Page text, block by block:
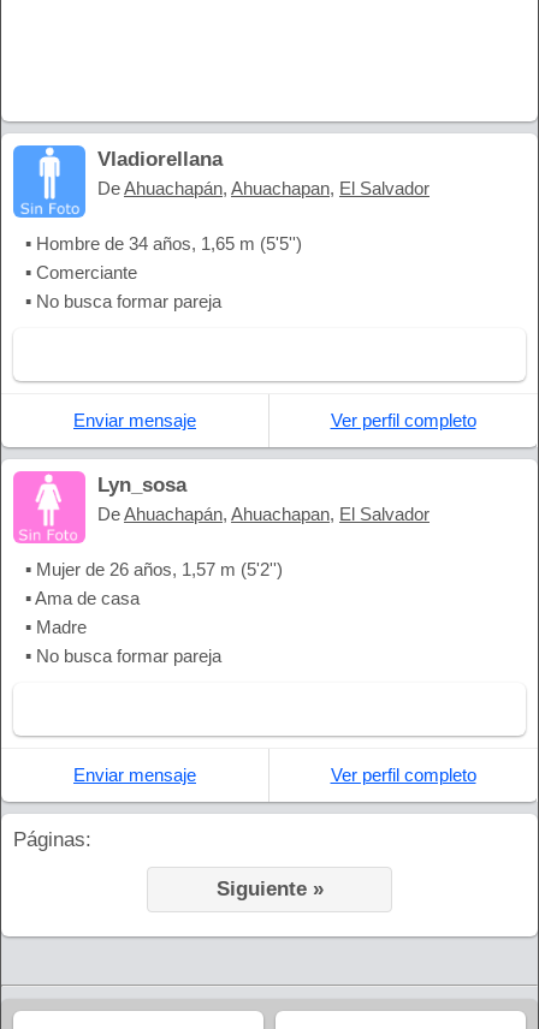
Vladiorellana
DeAhuachapán, Ahuachapan, El Salvador
▪ Hombre de 34 años, 1,65 m (5'5'')
▪ Comerciante
▪ No busca formar pareja
Enviar mensaje Ver perfil completo
Lyn_sosa
DeAhuachapán, Ahuachapan, El Salvador
▪ Mujer de 26 años, 1,57 m (5'2'')
▪ Ama de casa
▪ Madre
▪ No busca formar pareja
Enviar mensaje Ver perfil completo
Páginas:
Siguiente »